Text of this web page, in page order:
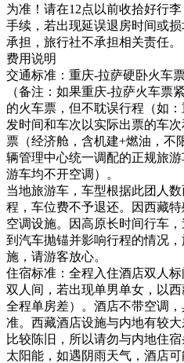
为准！请在12点以前收拾好行
手续，若出现延误退房时间或
承担，旅行社不承担相关责任。
费用说明
交通标准：重庆-拉萨硬卧火车
（备注：如果重庆-拉萨火车票
的火车票，但不耽误行程（如
发时间和车次以实际出票的车
票（经济舱，含机建+燃油，不
辆管理中心统一调配的正规旅
游车均不开空调）。
当地旅游车，车型根据此团人
程，车位费不予退还。因西藏
空调设施。因高原长时间行车
到汽车抛锚并影响行程的情况
施，请游客放心。
住宿标准：全程入住酒店双人
双人间，若出现单男单女，以
全程单房差）。酒店不带空调
准。西藏酒店设施与内地有较
比较陈旧，所以请勿与内地住
太阳能，如遇阴雨天气，酒店